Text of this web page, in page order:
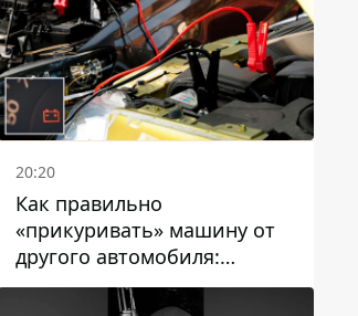
20:20
Как правильно
«прикуривать» машину от
другого автомобиля:
инструкция для водителей